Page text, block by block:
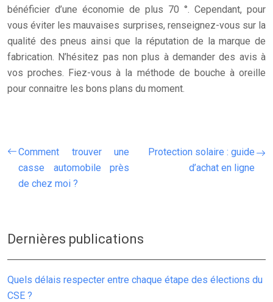
bénéficier d’une économie de plus 70 °. Cependant, pour
vous éviter les mauvaises surprises, renseignez-vous sur la
qualité des pneus ainsi que la réputation de la marque de
fabrication. N’hésitez pas non plus à demander des avis à
vos proches. Fiez-vous à la méthode de bouche à oreille
pour connaitre les bons plans du moment.
Comment trouver une
casse automobile près
de chez moi ?
Protection solaire : guide
d’achat en ligne
Dernières publications
Quels délais respecter entre chaque étape des élections du
CSE ?